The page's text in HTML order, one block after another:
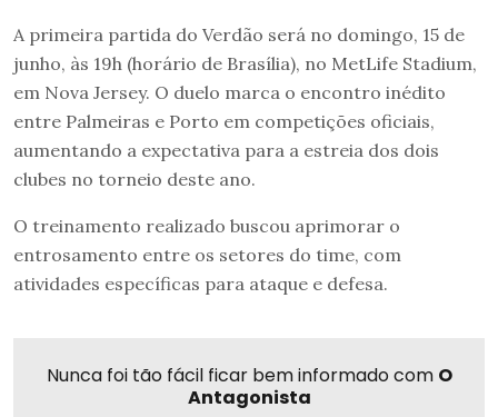
A primeira partida do Verdão será no domingo, 15 de
junho, às 19h (horário de Brasília), no MetLife Stadium,
em Nova Jersey. O duelo marca o encontro inédito
entre Palmeiras e Porto em competições oficiais,
aumentando a expectativa para a estreia dos dois
clubes no torneio deste ano.
O treinamento realizado buscou aprimorar o
entrosamento entre os setores do time, com
atividades específicas para ataque e defesa.
Nunca foi tão fácil ficar bem informado com O
Antagonista